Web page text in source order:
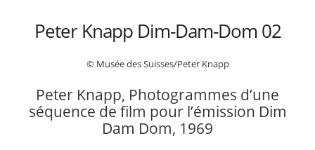
Peter Knapp Dim-Dam-Dom 02
© Musée des Suisses/Peter Knapp
Peter Knapp, Photogrammes d’une
séquence de film pour l’émission Dim
Dam Dom, 1969